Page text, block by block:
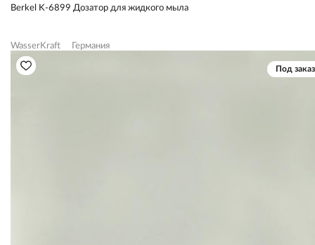
Berkel K-6899 Дозатор для жидкого мыла
WasserKraft Германия
Под заказ